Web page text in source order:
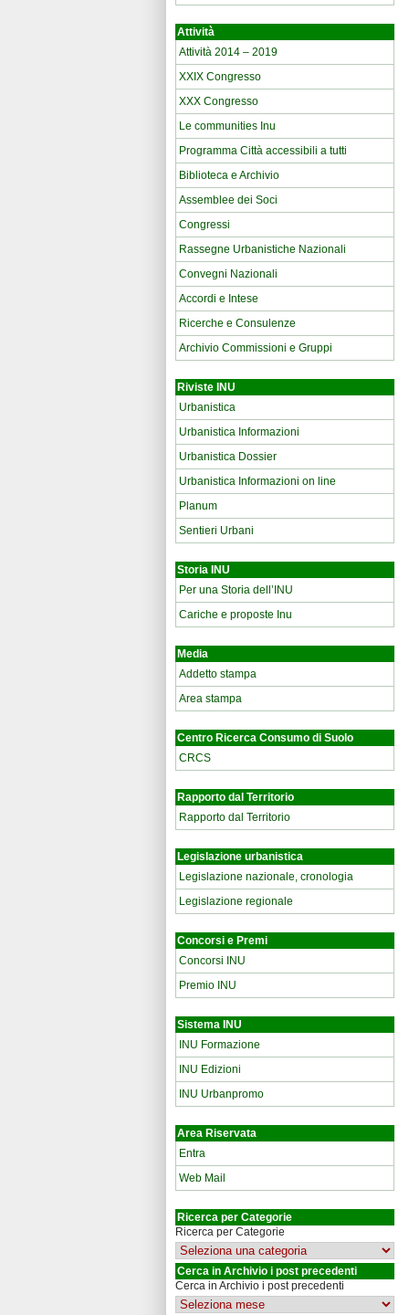
Attività
Attività 2014 – 2019
XXIX Congresso
XXX Congresso
Le communities Inu
Programma Città accessibili a tutti
Biblioteca e Archivio
Assemblee dei Soci
Congressi
Rassegne Urbanistiche Nazionali
Convegni Nazionali
Accordi e Intese
Ricerche e Consulenze
Archivio Commissioni e Gruppi
Riviste INU
Urbanistica
Urbanistica Informazioni
Urbanistica Dossier
Urbanistica Informazioni on line
Planum
Sentieri Urbani
Storia INU
Per una Storia dell’INU
Cariche e proposte Inu
Media
Addetto stampa
Area stampa
Centro Ricerca Consumo di Suolo
CRCS
Rapporto dal Territorio
Rapporto dal Territorio
Legislazione urbanistica
Legislazione nazionale, cronologia
Legislazione regionale
Concorsi e Premi
Concorsi INU
Premio INU
Sistema INU
INU Formazione
INU Edizioni
INU Urbanpromo
Area Riservata
Entra
Web Mail
Ricerca per Categorie
Ricerca per Categorie
Cerca in Archivio i post precedenti
Cerca in Archivio i post precedenti